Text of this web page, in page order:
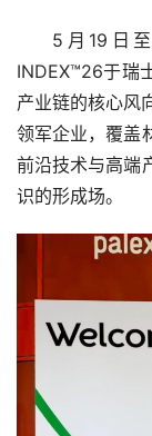
5月19日
INDEX™26于瑞
产业链的核心风
领军企业，覆盖
前沿技术与高端
识的形成场。